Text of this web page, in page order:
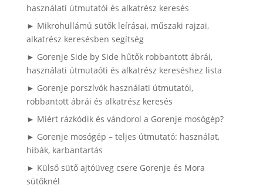
használati útmutatói és alkatrész keresés
► Mikrohullámú sütők leírásai, műszaki rajzai,
alkatrész keresésben segítség
► Gorenje Side by Side hűtők robbantott ábrái,
használati útmutaóti és alkatrész kereséshez lista
► Gorenje porszívók használati útmutatói,
robbantott ábrái és alkatrész keresés
► Miért rázkódik és vándorol a Gorenje mosógép?
► Gorenje mosógép – teljes útmutató: használat,
hibák, karbantartás
► Külső sütő ajtóüveg csere Gorenje és Mora
sütőknél